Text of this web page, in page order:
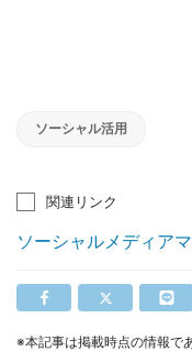
ソーシャル活用
関連リンク
ソーシャルメディア
※本記事は掲載時点の情報で